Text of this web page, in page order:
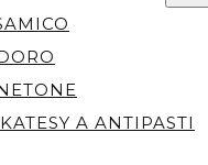
A ANTIPASTI